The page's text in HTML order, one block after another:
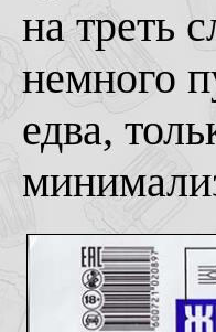
на треть
немного
едва,